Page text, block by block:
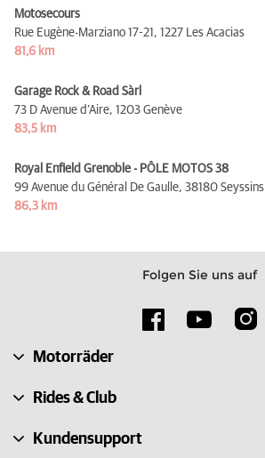
Motosecours
Rue Eugène-Marziano 17-21, 1227 Les Acacias
81,6 km
Garage Rock & Road Sàrl
73 D Avenue d’Aire, 1203 Genève
83,5 km
Royal Enfield Grenoble - PÔLE MOTOS 38
99 Avenue du Général De Gaulle, 38180 Seyssins
86,3 km
Folgen Sie uns auf
Motorräder
Rides & Club
Kundensupport